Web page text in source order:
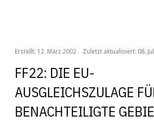
Erstellt: 12. März 2002 Zuletzt aktualisiert: 08.
FF22: DIE EU-
AUSGLEICHSZULAGE
BENACHTEILIGTE